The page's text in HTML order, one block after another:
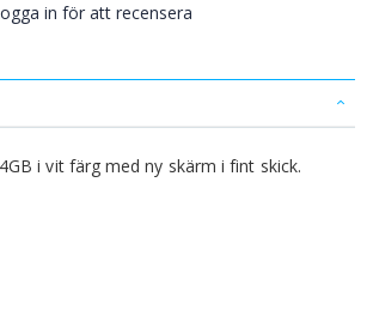
of100in för att recensera
i vit färg med ny skärm i fint skick.